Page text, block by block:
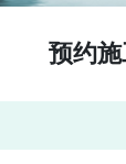
预约